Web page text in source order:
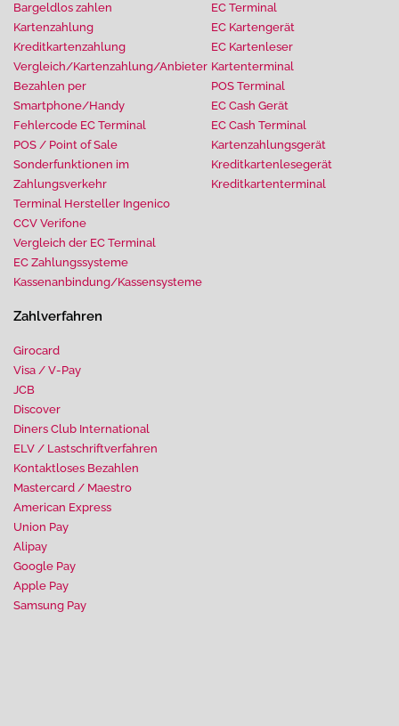
Bargeldlos zahlen
Kartenzahlung
Kreditkartenzahlung
Vergleich/Kartenzahlung/Anbieter
Bezahlen per
Smartphone/Handy
Fehlercode EC Terminal
POS / Point of Sale
Sonderfunktionen im
Zahlungsverkehr
Terminal Hersteller Ingenico
CCV Verifone
Vergleich der EC Terminal
EC Zahlungssysteme
Kassenanbindung/Kassensysteme
EC Terminal
EC Kartengerät
EC Kartenleser
Kartenterminal
POS Terminal
EC Cash Gerät
EC Cash Terminal
Kartenzahlungsgerät
Kreditkartenlesegerät
Kreditkartenterminal
Zahlverfahren
Girocard
Visa / V-Pay
JCB
Discover
Diners Club International
ELV / Lastschriftverfahren
Kontaktloses Bezahlen
Mastercard / Maestro
American Express
Union Pay
Alipay
Google Pay
Apple Pay
Samsung Pay